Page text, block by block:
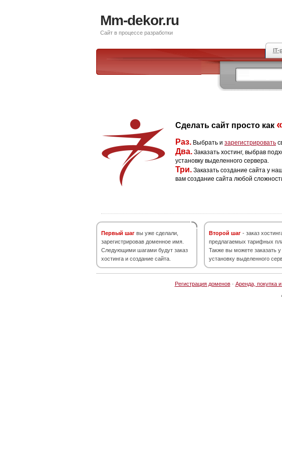
Mm-dekor.ru
Сайт в процессе разработки
IT-
Сделать сайт просто как
Раз. Выбрать и зарегистрировать
Два. Заказать хостинг, выбрав
установку выделенного сервера.
Три. Заказать создание сайта у
вам создание сайта любой
Первый шаг вы уже сделали,
зарегистрировав доменное имя.
Следующими шагами будут заказ
хостинга и создание сайта.
Второй шаг - заказ
предлагаемых тарифных
Также вы можете заказать у
установку выделенного
Регистрация доменов· Аренда, покупка